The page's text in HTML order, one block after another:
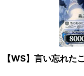
【WS】言い忘れ